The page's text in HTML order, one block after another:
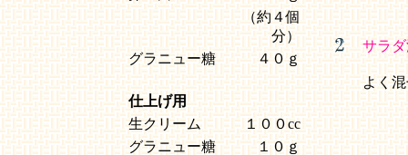
（約４個
分）
グラニュー糖
４０ｇ
仕上げ用
生クリーム
１００cc
グラニュー糖
１０ｇ
サラ
よく